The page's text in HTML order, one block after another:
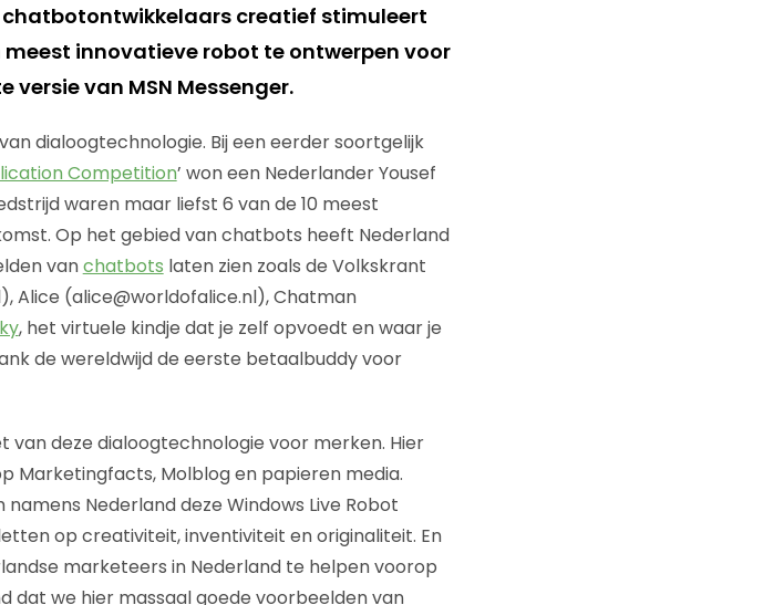
chatbotontwikkelaars creatief stimuleert
innovatieve robot te ontwerpen voor
versie van MSN Messenger.
dialoogtechnologie. Bij een eerder soortgelijk
Competition’ won een Nederlander Yousef
waren maar liefst 6 van de 10 meest
Op het gebied van chatbots heeft Nederland
vanchatbots laten zien zoals de Volkskrant
Alice (alice@worldofalice.nl), Chatman
, het virtuele kindje dat je zelf opvoedt en waar je
de wereldwijd de eerste betaalbuddy voor
deze dialoogtechnologie voor merken. Hier
Marketingfacts, Molblog en papieren media.
Nederland deze Windows Live Robot
op creativiteit, inventiviteit en originaliteit. En
marketeers in Nederland te helpen voorop
dat we hier massaal goede voorbeelden van